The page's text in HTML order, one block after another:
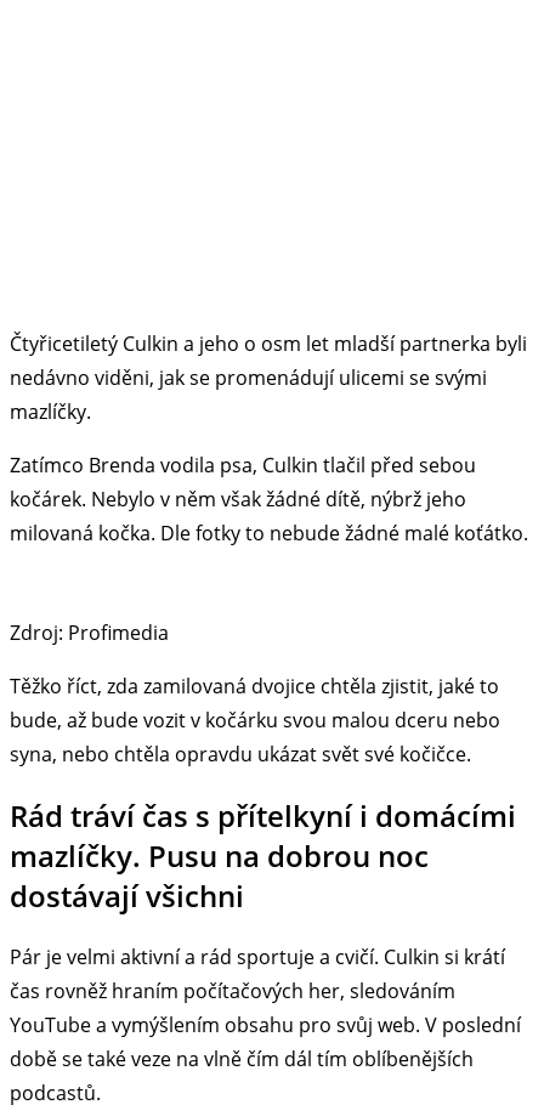
Čtyřicetiletý Culkin a jeho o osm let mladší partnerka byli
nedávno viděni, jak se promenádují ulicemi se svými
mazlíčky.
Zatímco Brenda vodila psa, Culkin tlačil před sebou
kočárek. Nebylo v něm však žádné dítě, nýbrž jeho
milovaná kočka. Dle fotky to nebude žádné malé koťátko.
Zdroj: Profimedia
Těžko říct, zda zamilovaná dvojice chtěla zjistit, jaké to
bude, až bude vozit v kočárku svou malou dceru nebo
syna, nebo chtěla opravdu ukázat svět své kočičce.
Rád tráví čas s přítelkyní i domácími
mazlíčky. Pusu na dobrou noc
dostávají všichni
Pár je velmi aktivní a rád sportuje a cvičí. Culkin si krátí
čas rovněž hraním počítačových her, sledováním
YouTube a vymýšlením obsahu pro svůj web. V poslední
době se také veze na vlně čím dál tím oblíbenějších
podcastů.